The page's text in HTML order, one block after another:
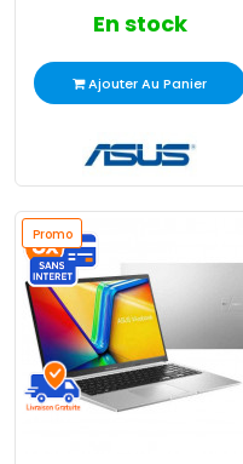
En stock
Ajouter Au Panier
Promo